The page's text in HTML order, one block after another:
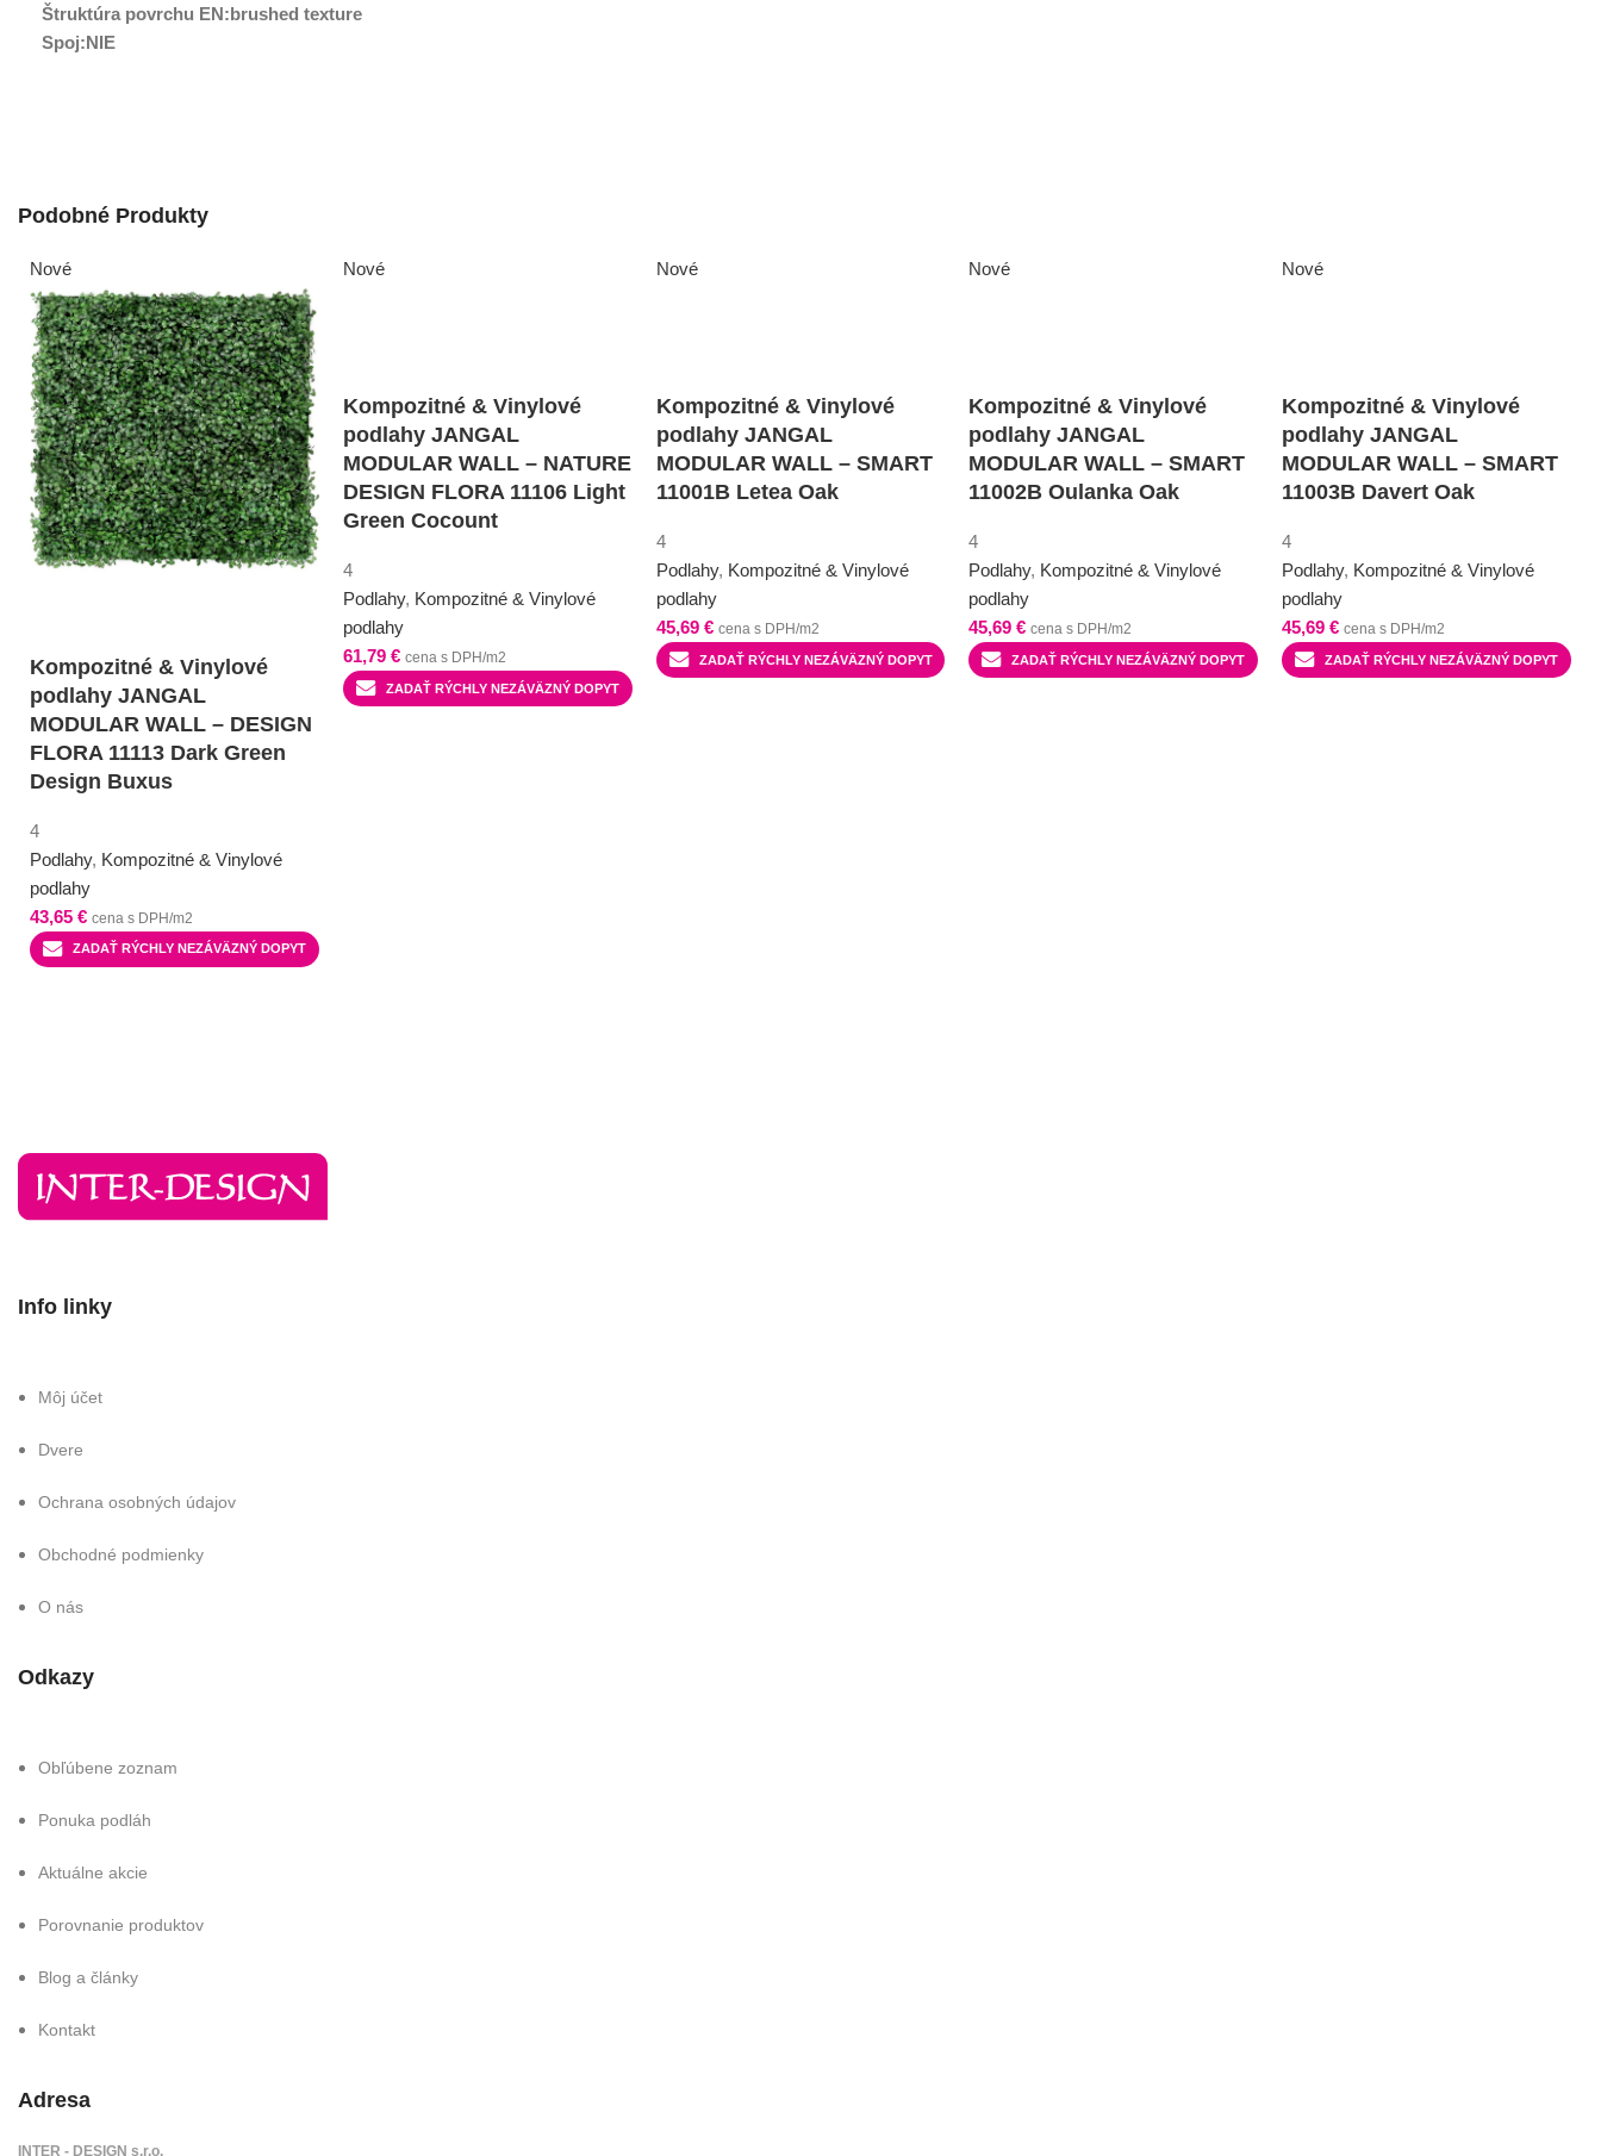
Štruktúra povrchu EN:brushed texture
Spoj:NIE
Podobné Produkty
Nové
Kompozitné & Vinylové
podlahy JANGAL
MODULAR WALL – DESIGN
FLORA 11113 Dark Green
Design Buxus
4
Podlahy, Kompozitné & Vinylové
podlahy
43,65 € cena s DPH/m2
ZADAŤ RÝCHLY NEZÁVÄZNÝ DOPYT
Nové
Kompozitné & Vinylové
podlahy JANGAL
MODULAR WALL – NATURE
DESIGN FLORA 11106 Light
Green Cocount
4
Podlahy, Kompozitné & Vinylové
podlahy
61,79 € cena s DPH/m2
ZADAŤ RÝCHLY NEZÁVÄZNÝ DOPYT
Nové
Kompozitné & Vinylové
podlahy JANGAL
MODULAR WALL – SMART
11001B Letea Oak
4
Podlahy, Kompozitné & Vinylové
podlahy
45,69 € cena s DPH/m2
ZADAŤ RÝCHLY NEZÁVÄZNÝ DOPYT
Nové
Kompozitné & Vinylové
podlahy JANGAL
MODULAR WALL – SMART
11002B Oulanka Oak
4
Podlahy, Kompozitné & Vinylové
podlahy
45,69€ cena s DPH/m2
ZADAŤ RÝCHLY NEZÁVÄZNÝ DOPYT
Nové
Kompozitné & Vinylové
podlahy JANGAL
MODULAR WALL – SMART
11003B Davert Oak
4
Podlahy, Kompozitné & Vinylové
podlahy
45,69€ cena s DPH/m2
ZADAŤ RÝCHLY NEZÁVÄZNÝ DOPYT
Info linky
Môj účet
Dvere
Ochrana osobných údajov
Obchodné podmienky
O nás
Odkazy
Obľúbene zoznam
Ponuka podláh
Aktuálne akcie
Porovnanie produktov
Blog a články
Kontakt
Adresa
INTER - DESIGN s.r.o.